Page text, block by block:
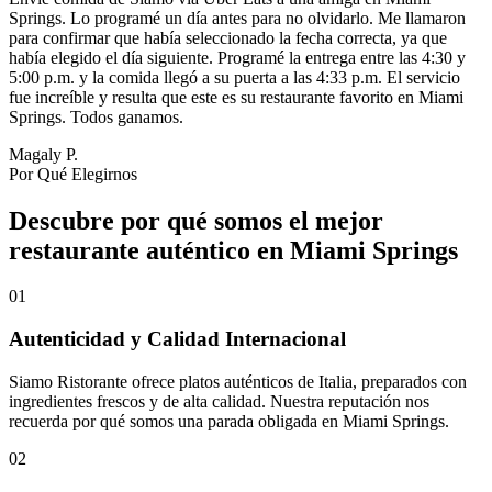
Springs. Lo programé un día antes para no olvidarlo. Me llamaron
para confirmar que había seleccionado la fecha correcta, ya que
había elegido el día siguiente. Programé la entrega entre las 4:30 y
5:00 p.m. y la comida llegó a su puerta a las 4:33 p.m. El servicio
fue increíble y resulta que este es su restaurante favorito en Miami
Springs. Todos ganamos.
Magaly P.
Por Qué Elegirnos
Descubre por qué somos el mejor
restaurante auténtico en Miami Springs
01
Autenticidad y Calidad Internacional
Siamo Ristorante ofrece platos auténticos de Italia, preparados con
ingredientes frescos y de alta calidad. Nuestra reputación nos
recuerda por qué somos una parada obligada en Miami Springs.
02